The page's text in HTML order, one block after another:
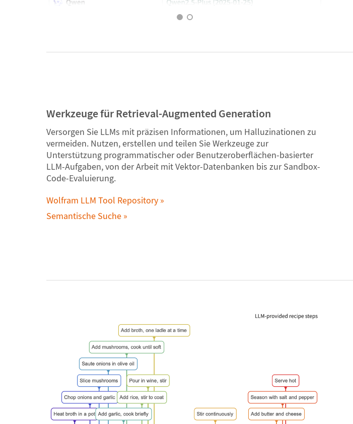
Werkzeuge für Retrieval-Augmented Generation
Versorgen Sie LLMs mit präzisen Informationen, um Halluzinationen zu
vermeiden. Nutzen, erstellen und teilen Sie Werkzeuge zur
Unterstützung programmatischer oder Benutzeroberflächen-basierter
LLM-Aufgaben, von der Arbeit mit Vektor-Datenbanken bis zur Sandbox-
Code-Evaluierung.
Wolfram LLM Tool Repository
Semantische Suche